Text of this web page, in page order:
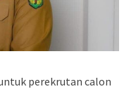
perekrutan calon